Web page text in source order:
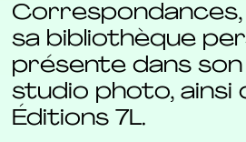
sa bibliothèque
présente dans son
studio photo, ainsi
Éditions 7L.